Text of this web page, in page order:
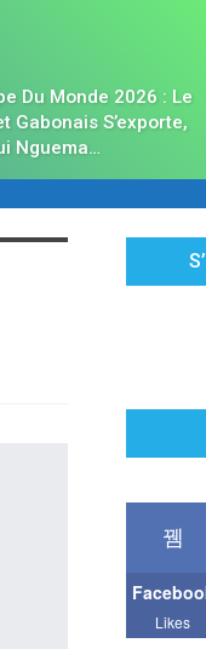
Du Monde 2026 : Le
Gabonais S’exporte,
Nguema…
Likes